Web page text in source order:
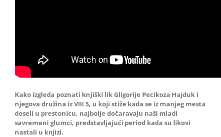
Kako izgleda poznati knjiški lik Gligorije Pecikoza Hajduk i
njegova družina iz VIII 5, u koji stiže kada se iz manjeg mesta
doseli u prestonicu, najbolje dočaravaju naši mladi
savremeni glumci, predstavljajući period kada su likovi
nastali u knjizi.